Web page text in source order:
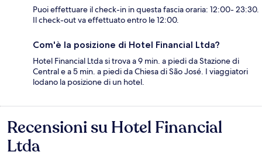
Puoi effettuare il check-in in questa fascia oraria: 12:00- 23:30.
Il check-out va effettuato entro le 12:00.
Com'è la posizione di Hotel Financial Ltda?
Hotel Financial Ltda si trova a 9 min. a piedi da Stazione di
Central e a 5 min. a piedi da Chiesa di São José. I viaggiatori
lodano la posizione di un hotel.
Recensioni
Recensioni su Hotel Financial
Ltda